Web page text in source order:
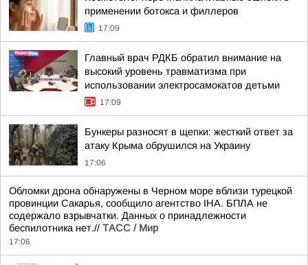
применении ботокса и филлеров
17:09
Главный врач РДКБ обратил внимание на
высокий уровень травматизма при
использовании электросамокатов детьми
17:09
Бункеры разносят в щепки: жесткий ответ за
атаку Крыма обрушился на Украину
17:06
Обломки дрона обнаружены в Черном море вблизи турецкой
провинции Сакарья, сообщило агентство IHA. БПЛА не
содержало взрывчатки. Данных о принадлежности
беспилотника нет.// ТАСС / Мир
17:06